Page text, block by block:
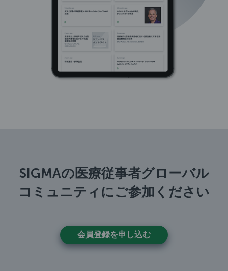
SIGMAの医療従事者グローバル
コミュニティにご参加ください
会員登録を申し込む